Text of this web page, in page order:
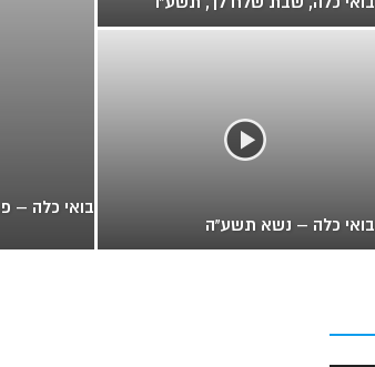
בואי כלה –
בואי כלה – נשא תשע"ה